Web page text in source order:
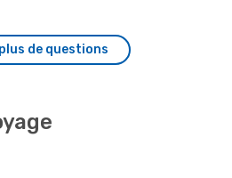
de questions